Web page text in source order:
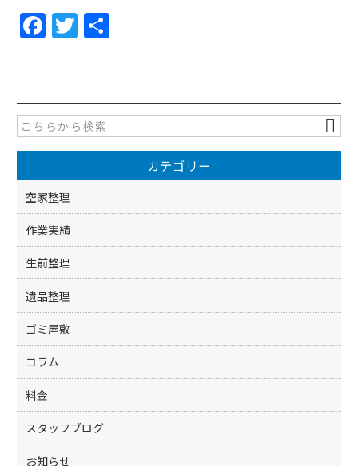
F
e
b
o
o
k
T
er
カテゴリー
空家整理
作業実績
生前整理
遺品整理
ゴミ屋敷
コラム
料金
スタッフブログ
お知らせ